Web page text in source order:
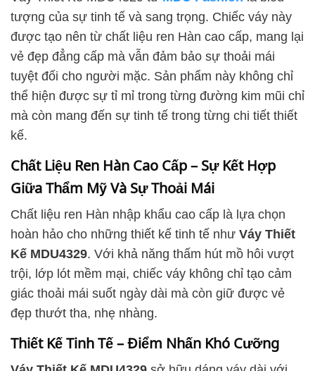
tượng của sự tinh tế và sang trọng. Chiếc váy này
được tạo nên từ chất liệu ren Hàn cao cấp, mang lại
vẻ đẹp đẳng cấp mà vẫn đảm bảo sự thoải mái
tuyệt đối cho người mặc. Sản phẩm này không chỉ
thể hiện được sự tỉ mỉ trong từng đường kim mũi chỉ
mà còn mang đến sự tinh tế trong từng chi tiết thiết
kế.
Chất Liệu Ren Hàn Cao Cấp – Sự Kết Hợp
Giữa Thẩm Mỹ Và Sự Thoải Mái
Chất liệu ren Hàn nhập khẩu cao cấp là lựa chọn
hoàn hảo cho những thiết kế tinh tế như Váy Thiết
Kế MDU4329. Với khả năng thấm hút mồ hôi vượt
trội, lớp lót mềm mại, chiếc váy không chỉ tạo cảm
giác thoải mái suốt ngày dài mà còn giữ được vẻ
đẹp thướt tha, nhẹ nhàng.
Thiết Kế Tinh Tế – Điểm Nhấn Khó Cưỡng